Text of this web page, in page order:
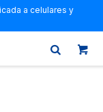
a celulares y